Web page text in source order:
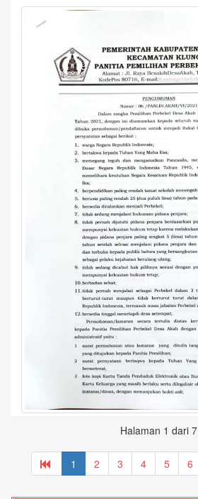
Halaman 1 dari 7
1 2 3 4 5 6